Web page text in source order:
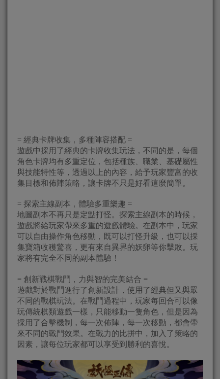
= 經典卡牌收集，多種陣容搭配 =
遊戲中採用了經典的卡牌收集玩法，不同的是，每個
角色卡牌均有多重定位，包括種族、職業、基礎屬性
與技能特性等，透過以上的內容，給予玩家豐富的收
集目標和佈陣策略，讓卡牌不只是好看這麼簡單。
= 探索主線副本，體驗多重樂趣 =
地圖副本不再只是定點打怪。探索主線副本的時候，
遊戲將給玩家帶來多重的遊戲體驗。在副本中，玩家
可以自由操作角色移動，既可以打怪升級，也可以採
集寶箱收穫驚喜，更有來自異界的妖卵等你擊敗。玩
家將有完全不同的副本體驗！
= 創新戰棋戰鬥，力與智的完美結合 =
遊戲對於戰鬥進行了創新設計，使用了經典但又與眾
不同的戰棋玩法。在戰鬥過程中，玩家每回合可以像
玩傳統棋類遊戲一樣，只能移動一隻角色，但是因為
採用了合擊機制，每一次佈陣，每一次移動，都會帶
來不同的戰鬥效果。在戰力的比拼中，加入了策略的
因素，讓每位玩家都可以享受到勝利的喜悅。